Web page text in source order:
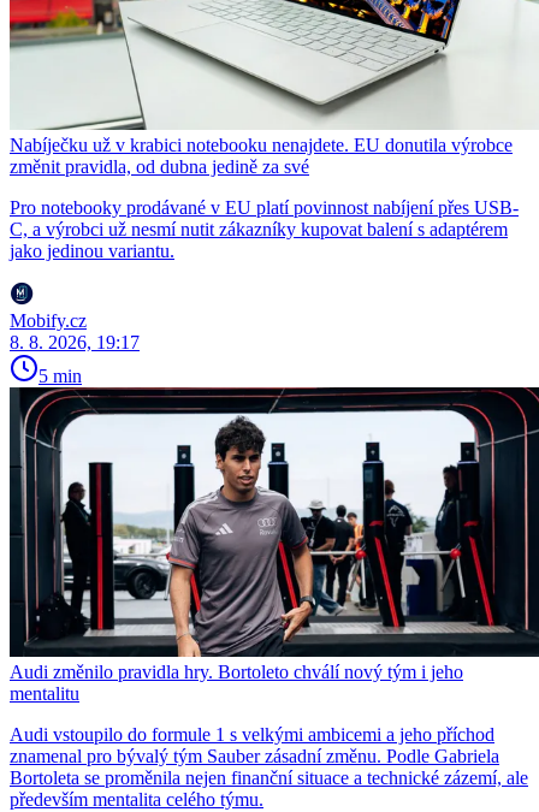
Nabíječku už v krabici notebooku nenajdete. EU donutila výrobce
změnit pravidla, od dubna jedině za své
Pro notebooky prodávané v EU platí povinnost nabíjení přes USB-
C, a výrobci už nesmí nutit zákazníky kupovat balení s adaptérem
jako jedinou variantu.
Mobify.cz
8. 8. 2026, 19:17
5 min
Audi změnilo pravidla hry. Bortoleto chválí nový tým i jeho
mentalitu
Audi vstoupilo do formule 1 s velkými ambicemi a jeho příchod
znamenal pro bývalý tým Sauber zásadní změnu. Podle Gabriela
Bortoleta se proměnila nejen finanční situace a technické zázemí, ale
především mentalita celého týmu.